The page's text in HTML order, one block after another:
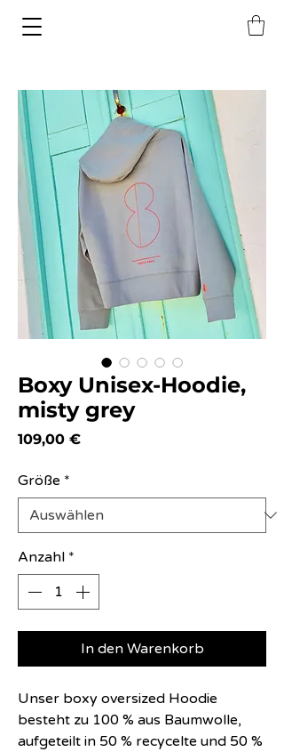
Boxy Unisex-Hoodie,
misty grey
109,00 €Preis
Größe *
Anzahl *
In den Warenkorb
Unser boxy oversized Hoodie
besteht zu 100 % aus Baumwolle,
aufgeteilt in 50 % recycelte und 50 %